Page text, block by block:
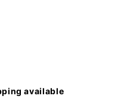
available